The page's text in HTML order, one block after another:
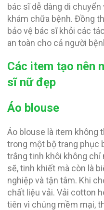
bác sĩ dễ dàng di
khám chữa bệnh. Đồng
bảo vệ bác sĩ khỏi các
an toàn cho cả người
Các item tạo nên
sĩ nữ đẹp
Áo blouse
Áo blouse là item không
trong một bộ trang phục
trắng tinh khôi không chỉ
sẽ, tinh khiết mà còn là
nghiệp và tận tâm. Khi
chất liệu vải. Vải cotton
tiên vì chúng mềm mại,